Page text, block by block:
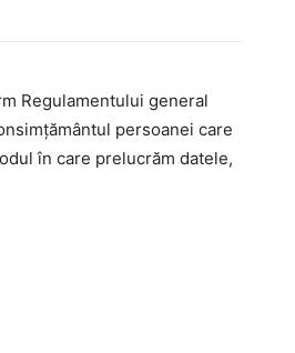
Regulamentului general
persoanei care
în care prelucrăm datele,